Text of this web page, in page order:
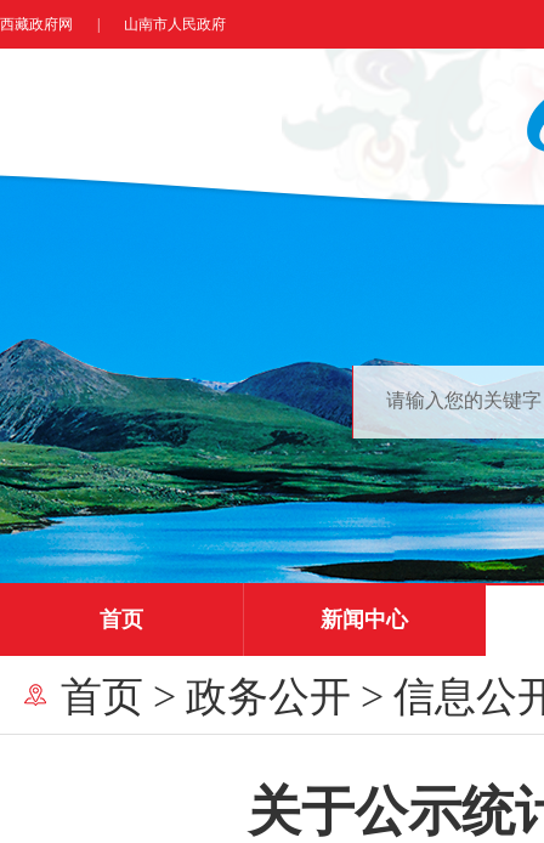
西藏政府网 山南市人民政府
首页 新闻中心
首页 > 政务公开 > 信息公
关于公示统